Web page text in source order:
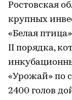
Ростовская
крупных
«Белая
II порядка,
«Урожай» по
2400 голов